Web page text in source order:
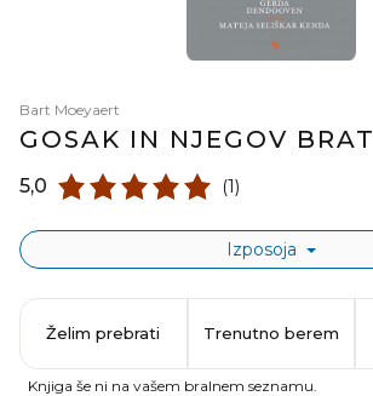
Bart Moeyaert
GOSAK IN NJEGOV BRAT
5,0 (1)
Izposoja
Želim prebrati Trenutno berem
Knjiga še ni na vašem bralnem seznamu.